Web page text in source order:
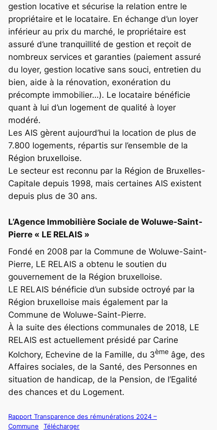
gestion locative et sécurise la relation entre le
propriétaire et le locataire. En échange d’un loyer
inférieur au prix du marché, le propriétaire est
assuré d’une tranquillité de gestion et reçoit de
nombreux services et garanties (paiement assuré
du loyer, gestion locative sans souci, entretien du
bien, aide à la rénovation, exonération du
précompte immobilier…). Le locataire bénéficie
quant à lui d’un logement de qualité à loyer
modéré.
Les AIS gèrent aujourd’hui la location de plus de
7.800 logements, répartis sur l’ensemble de la
Région bruxelloise.
Le secteur est reconnu par la Région de Bruxelles-
Capitale depuis 1998, mais certaines AIS existent
depuis plus de 30 ans.
L’Agence Immobilière Sociale de Woluwe-Saint-
Pierre « LE RELAIS »
Fondé en 2008 par la Commune de Woluwe-Saint-
Pierre, LE RELAIS a obtenu le soutien du
gouvernement de la Région bruxelloise.
LE RELAIS bénéficie d’un subside octroyé par la
Région bruxelloise mais également par la
Commune de Woluwe-Saint-Pierre.
À la suite des élections communales de 2018, LE
RELAIS est actuellement présidé par Carine
Kolchory, Echevine de la Famille, du 3èmeâge, des
Affaires sociales, de la Santé, des Personnes en
situation de handicap, de la Pension, de l’Egalité
des chances et du Logement.
Rapport Transparence des rémunérations 2024 –
Commune
Télécharger